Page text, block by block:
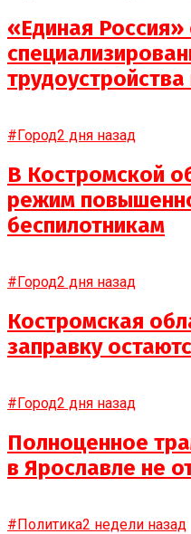
«Единая
#Город2 дня назад
В Костромской
режим
беспилотникам
#Город2 дня назад
Костромская
заправку
#Город2 дня назад
Полноценное
в Ярославле не
#Политика2 недели назад